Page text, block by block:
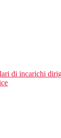
di incarichi